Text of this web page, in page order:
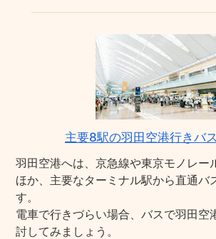
主要8駅の羽田空港行きバ
羽田空港へは、京急線や東京モノレー
ほか、主要なターミナル駅から直通バ
す。
電車で行きづらい場合、バスで羽田空
討してみましょう。